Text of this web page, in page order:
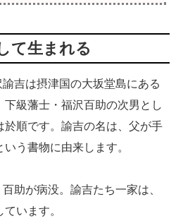
て生まれる
諭吉は摂津国の大坂堂島にある
級藩士・福沢百助の次男とし
於順です。諭吉の名は、父が手
う書物に由来します。
百助が病没。諭吉たち一家は、
います。